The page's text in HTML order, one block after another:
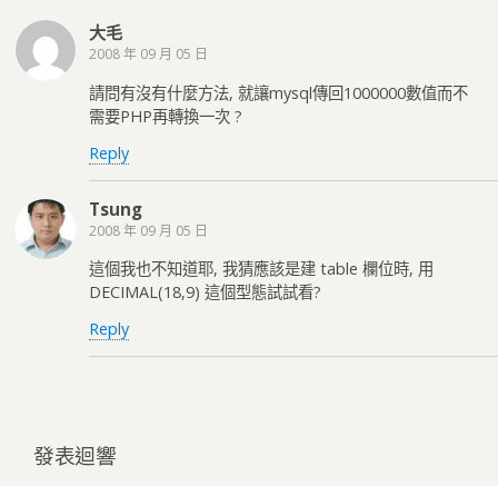
大毛
2008 年 09 月 05 日
請問有沒有什麼方法, 就讓mysql傳回1000000數值而不
需要PHP再轉換一次 ?
Reply
Tsung
2008 年 09 月 05 日
這個我也不知道耶, 我猜應該是建 table 欄位時, 用
DECIMAL(18,9) 這個型態試試看?
Reply
發表迴響